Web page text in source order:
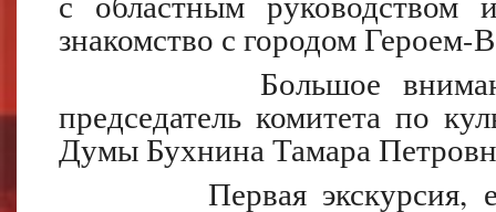
знакомство с городом Героем-
Большое внимание
председатель комитета по
Думы Бухнина Тамара
Первая экскурсия,